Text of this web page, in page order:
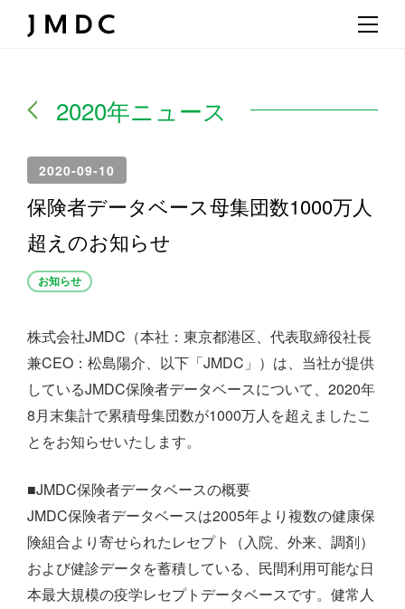
2020年ニュース
2020-09-10
保険者データベース母集団数1000万人
超えのお知らせ
お知らせ
株式会社JMDC（本社：東京都港区、代表取締役社長
兼CEO：松島陽介、以下「JMDC」）は、当社が提供
しているJMDC保険者データベースについて、2020年
8月末集計で累積母集団数が1000万人を超えましたこ
とをお知らせいたします。
■JMDC保険者データベースの概要
JMDC保険者データベースは2005年より複数の健康保
険組合より寄せられたレセプト（入院、外来、調剤）
および健診データを蓄積している、民間利用可能な日
本最大規模の疫学レセプトデータベースです。健常人